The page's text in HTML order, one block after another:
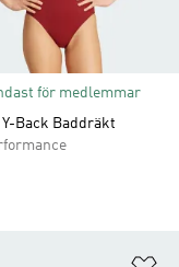
för medlemmar
Y-Back Baddräkt